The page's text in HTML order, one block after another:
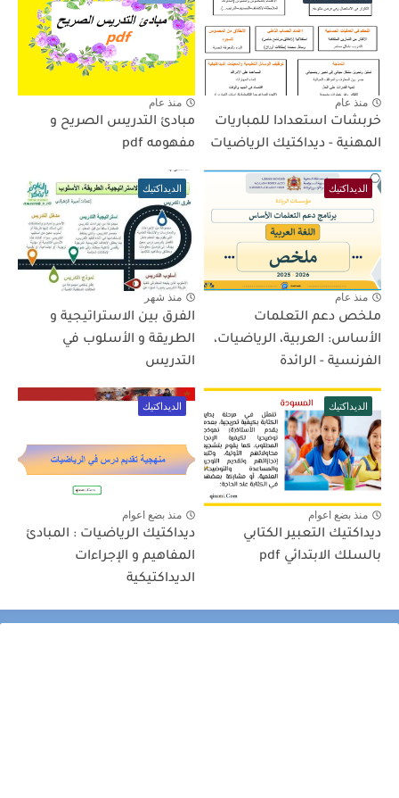
منذ عام
خربشات استعدادا للمباريات
المهنية - ديداكتيك الرياضيات
منذ عام
مبادئ التدريس الصريح و
مفهومه pdf
الديداكتيك
منذ عام
ملخص دعم التعلمات
الأساس: العربية، الرياضيات،
الفرنسية - الرائدة
الديداكتيك
منذ شهر
الفرق بين الاستراتيجية و
الطريقة و الأسلوب في
التدريس
الديداكتيك
منذ بضع اعوام
ديداكتيك التعبير الكتابي
بالسلك الابتدائي pdf
الديداكتيك
منذ بضع اعوام
ديداكتيك الرياضيات : المبادئ
المفاهيم و الإجراءات
الديداكتيكية